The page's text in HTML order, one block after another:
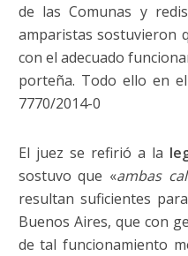
de las Comunas y
amparistas sostuvieron
con el adecuado
porteña. Todo ello en
7770/2014-0
El juez se refirió a la
sostuvo que «ambas
resultan suficientes
Buenos Aires, que con
de tal funcionamiento